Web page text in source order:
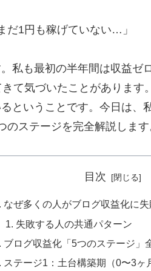
だ1円も稼げていない…」
私も最初の半年間は収益ゼ
て気づいたことがありま
ということです。今日は、
ステージを完全解説します
目次
なぜ多くの人がブログ収益化に失
失敗する人の共通パターン
ブログ収益化「5つのステージ」
ステージ1：土台構築期（0〜3ヶ